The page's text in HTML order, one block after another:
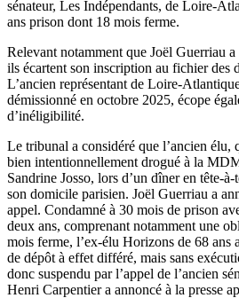
sénateur, Les Indépendants, de Loire-
ans prison dont 18 mois ferme.
Relevant notamment que Joël Guerriau
ils écartent son inscription au fichier des
L’ancien représentant de Loire-
démissionné en octobre 2025, écope
d’inéligibilité.
Le tribunal a considéré que l’ancien élu,
bien intentionnellement drogué à la
Sandrine Josso, lors d’un dîner en tête-
son domicile parisien. Joël Guerriau a
appel. Condamné à 30 mois de prison
deux ans, comprenant notamment une
mois ferme, l’ex-élu Horizons de 68 ans
de dépôt à effet différé, mais sans
donc suspendu par l’appel de l’ancien
Henri Carpentier a annoncé à la presse